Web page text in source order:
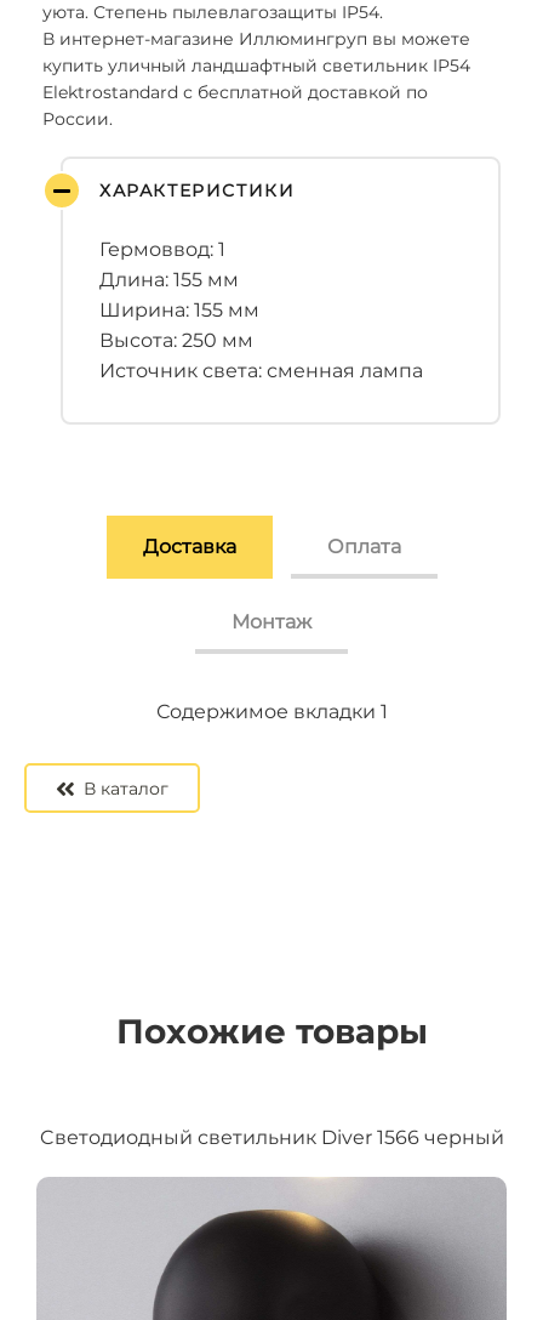
уюта. Степень пылевлагозащиты IP54.
В интернет-магазине Иллюмингруп вы можете
купить уличный ландшафтный светильник IP54
Elektrostandard с бесплатной доставкой по
России.
ХАРАКТЕРИСТИКИ
Гермоввод: 1
Длина: 155 мм
Ширина: 155 мм
Высота: 250 мм
Источник света: сменная лампа
Доставка Оплата
Монтаж
Содержимое вкладки 1
Содержимое вкладки 2
Содержимое вкладки 3
В каталог
Похожие товары
Cветодиодный светильник Diver 1566 черный